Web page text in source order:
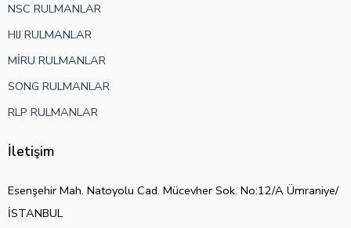
NSC RULMANLAR
HIJ RULMANLAR
MİRU RULMANLAR
SONG RULMANLAR
RLP RULMANLAR
İletişim
Esenşehir Mah. Natoyolu Cad. Mücevher Sok. No:12/A Ümraniye/
İSTANBUL